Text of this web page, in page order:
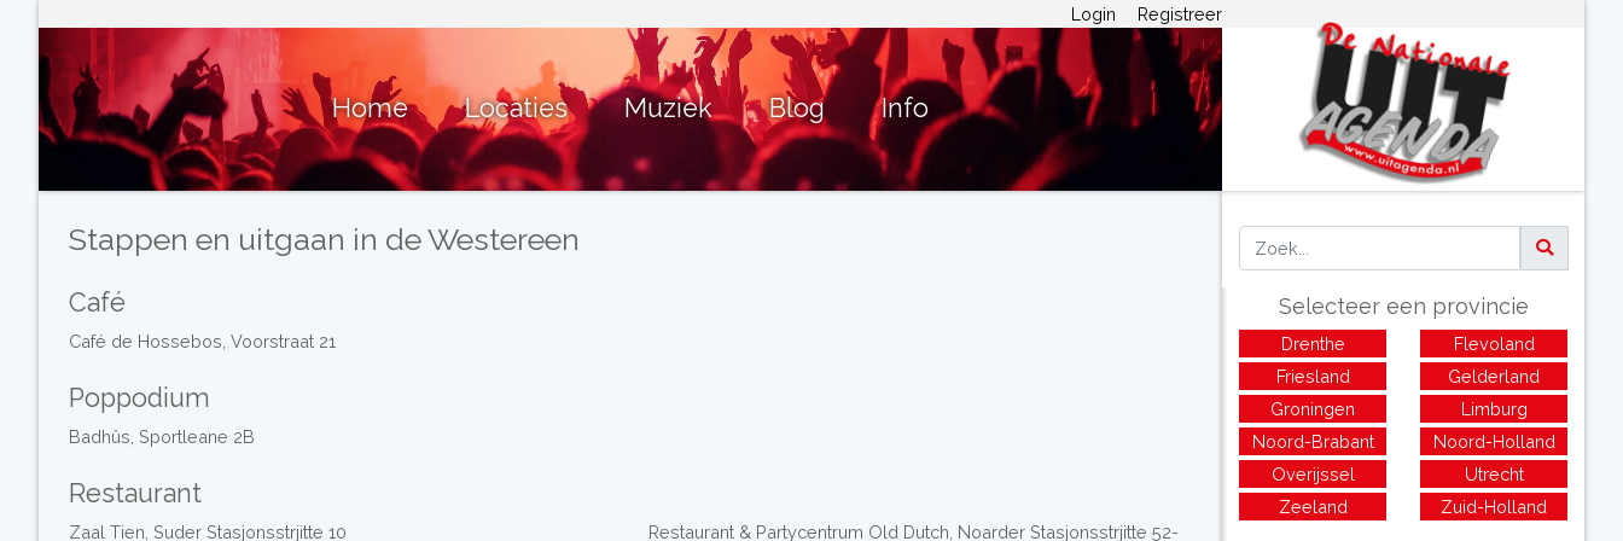
Login Registreer
Home Locaties Muziek Blog Info
Stappen en uitgaan in de Westereen
Café
Café de Hossebos, Voorstraat 21
Poppodium
Badhûs, Sportleane 2B
Restaurant
Zaal Tien, Suder Stasjonsstrjitte 10 Restaurant & Partycentrum Old Dutch, Noarder Stasjonsstrjitte 52-
Selecteer een provincie
Drenthe
Flevoland
Friesland
Gelderland
Groningen
Limburg
Noord-Brabant
Noord-Holland
Overijssel
Utrecht
Zeeland
Zuid-Holland